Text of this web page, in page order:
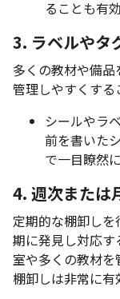
ることも有効
3. ラベルやタ
多くの教材や備
管理しやすくする
シールやラ
前を書いた
で一目瞭然
4. 週次または
定期的な棚卸し
期に発見し対応
室や多くの教材
棚卸しは非常に有